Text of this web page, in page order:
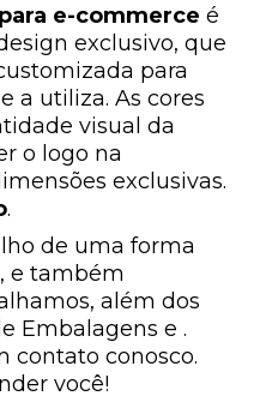
e-commerce é
exclusivo, que
para
a utiliza. As cores
visual da
o logo na
exclusivas.
.
de uma forma
e também
além dos
Embalagens e .
contato conosco.
você!